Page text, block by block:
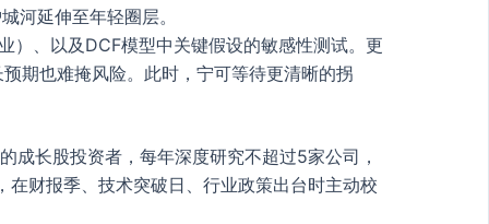
河延伸至年轻圈层。
、以及DCF模型中关键假设的敏感性测试。更
期也难掩风险。此时，宁可等待更清晰的拐
成长股投资者，每年深度研究不超过5家公司，
财报季、技术突破日、行业政策出台时主动校